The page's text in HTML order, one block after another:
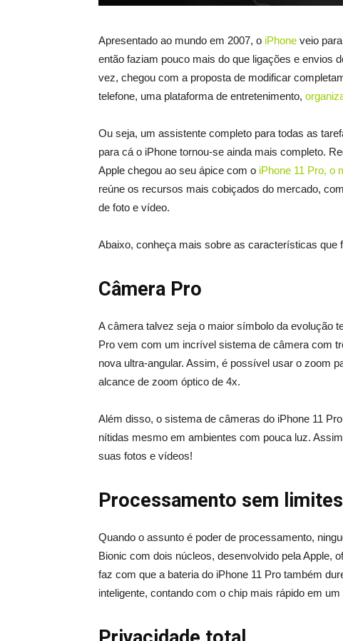
Apresentado ao mundo em 2007, o iPhone veio
então faziam pouco mais do que ligações e envios
vez, chegou com a proposta de modificar
telefone, uma plataforma de entretenimento,
Ou seja, um assistente completo para todas as
para cá o iPhone tornou-se ainda mais completo.
Apple chegou ao seu ápice com o iPhone 11 Pro, o
reúne os recursos mais cobiçados do mercado,
de foto e vídeo.
Abaixo, conheça mais sobre as características
Câmera Pro
A câmera talvez seja o maior símbolo da evolução
Pro vem com um incrível sistema de câmera com
nova ultra-angular. Assim, é possível usar o zoom
alcance de zoom óptico de 4x.
Além disso, o sistema de câmeras do iPhone 11
nítidas mesmo em ambientes com pouca luz.
suas fotos e vídeos!
Processamento sem limites
Quando o assunto é poder de processamento,
Bionic com dois núcleos, desenvolvido pela Apple,
faz com que a bateria do iPhone 11 Pro também
inteligente, contando com o chip mais rápido em